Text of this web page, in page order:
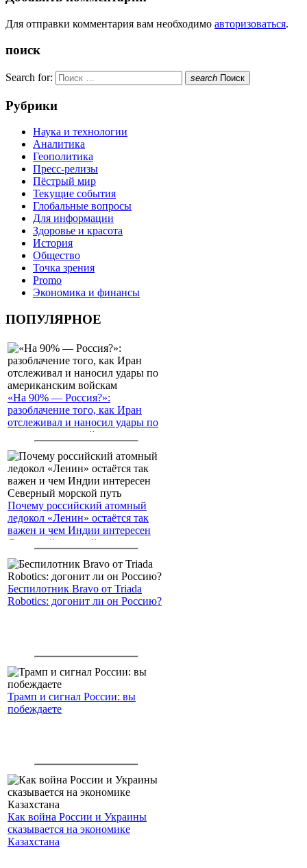
Для отправки комментария вам необходимо авторизоваться.
поиск
Search for: search Поиск
Рубрики
Наука и технологии
Аналитика
Геополитика
Пресс-релизы
Пёстрый мир
Текущие события
Глобальные вопросы
Для информации
Здоровье и красота
История
Общество
Точка зрения
Promo
Экономика и финансы
ПОПУЛЯРНОЕ
«На 90% — Россия?»:
разоблачение того, как Иран
отслеживал и наносил удары по
американским войскам
Почему российский атомный
ледокол «Ленин» остаётся так
важен и чем Индии интересен
Северный морской путь
Беспилотник Bravo от Triada
Robotics: догонит ли он Россию?
Трамп и сигнал России: вы
побеждаете
Как война России и Украины
сказывается на экономике
Казахстана